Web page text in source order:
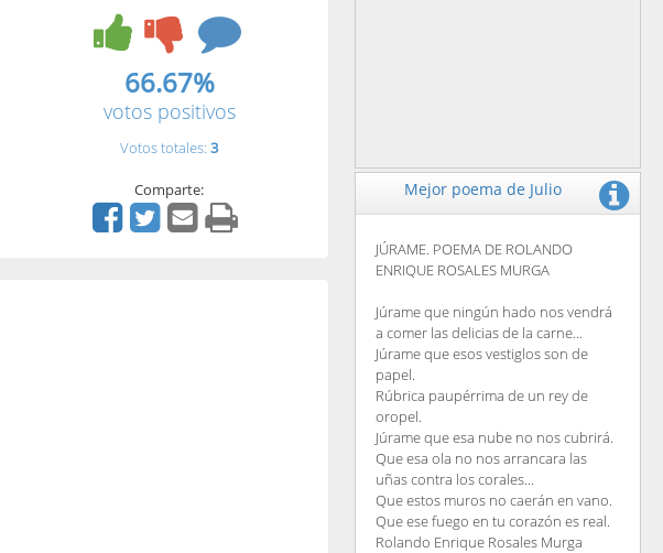
66.67%
votos positivos
Votos totales: 3
Comparte: Mejor poema de Julio
JÚRAME. POEMA DE ROLANDO
ENRIQUE ROSALES MURGA
Júrame que ningún hado nos vendrá
a comer las delicias de la carne...
Júrame que esos vestiglos son de
papel.
Rúbrica paupérrima de un rey de
oropel.
Júrame que esa nube no nos cubrirá.
Que esa ola no nos arrancara las
uñas contra los corales...
Que estos muros no caerán en vano.
Que ese fuego en tu corazón es real.
Rolando Enrique Rosales Murga